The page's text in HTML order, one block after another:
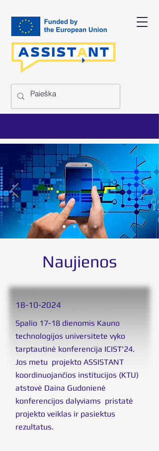
Naujienos
18-10-2024
Spalio 17-18 dienomis Kauno
technologijos universitete vyko
tarptautinė konferencija ICIST'24.
Jos metu projekto ASSISTANT
koordinuojančios institucijos (KTU)
atstovė Daina Gudonienė
konferencijos dalyviams pristatė
projekto veiklas ir pasiektus
rezultatus.